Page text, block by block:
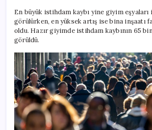
En büyük istihdam kaybı yine giyim eşyaları
görülürken, en yüksek artış ise bina inşaatı
oldu. Hazır giyimde istihdam kaybının 65
görüldü.